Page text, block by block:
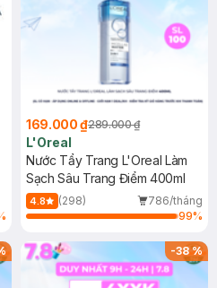
169.000 ₫289.000 ₫
L'Oreal
Nước Tẩy Trang L'Oreal Làm
Sạch Sâu Trang Điểm 400ml
4.8 (298)
786/tháng
99%
-38%